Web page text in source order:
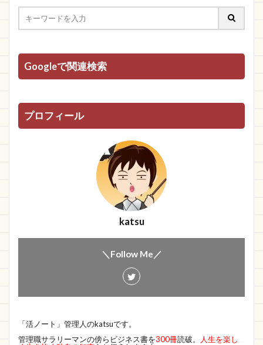
Googleで関連検索
プロフィール
katsu
＼Follow Me／
「活ノート」管理人のkatsuです。
管理職サラリーマンの傍らビジネス書を300冊読破。
人生を楽し